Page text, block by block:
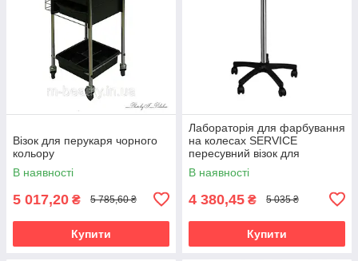
Візок для перукаря чорного
кольору
В наявності
5 017,20 ₴ 5 785,60 ₴
Купити
Лабораторія для фарбування
на колесах SERVICE
пересувний візок для
змішування фарби
В наявності
4 380,45 ₴ 5 035 ₴
Купити